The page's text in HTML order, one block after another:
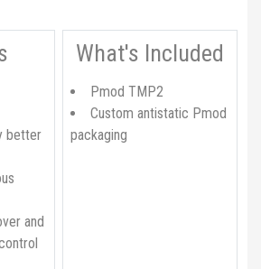
better
and
What's Included
Pmod TMP2
Custom antistatic Pmod
packaging